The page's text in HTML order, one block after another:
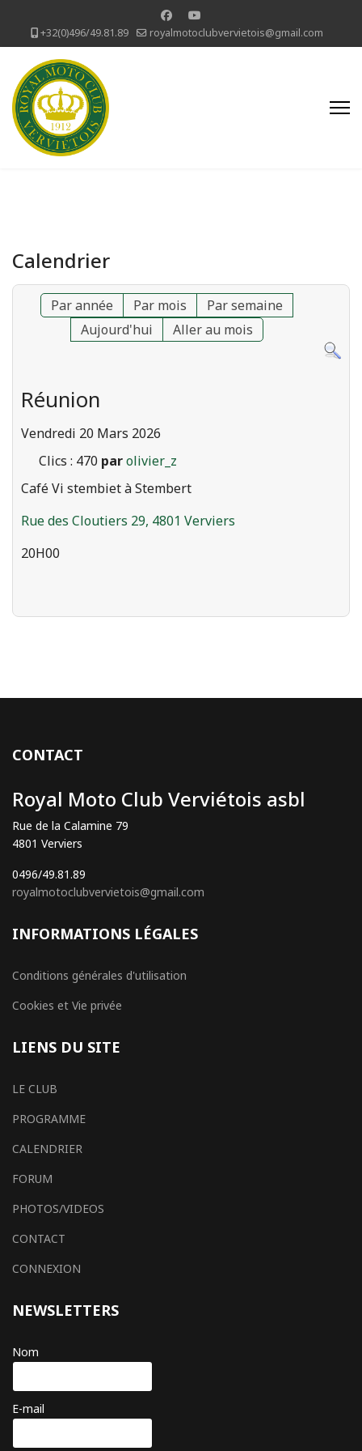
+32(0)496/49.81.89 royalmotoclubvervietois@gmail.com
Calendrier
Par année Par mois
Par semaine
Aujourd'hui
Aller au mois
Réunion
Vendredi 20 Mars 2026
Clics : 470 parolivier_z
Café Vi stembiet à Stembert
Rue des Cloutiers 29, 4801 Verviers
20H00
CONTACT
Royal Moto Club Verviétois asbl
Rue de la Calamine 79
4801 Verviers
0496/49.81.89
royalmotoclubvervietois@gmail.com
INFORMATIONS LÉGALES
Conditions générales d'utilisation
Cookies et Vie privée
LIENS DU SITE
LE CLUB
PROGRAMME
CALENDRIER
FORUM
PHOTOS/VIDEOS
CONTACT
CONNEXION
NEWSLETTERS
Nom
E-mail